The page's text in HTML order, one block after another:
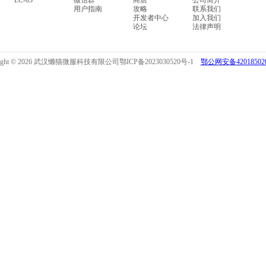
用户指南
攻略
开发者中心
论坛
联系我们
加入我们
法律声明
© 2026 武汉懒猫微服科技有限公司鄂ICP备2023030520号-1 鄂公网安备